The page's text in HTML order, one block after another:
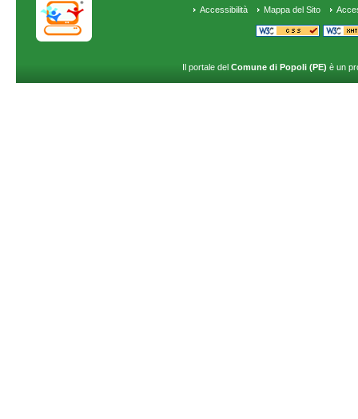
Accessibilità Mappa del Sito
Il portale del Comune di Popoli (PE) è un